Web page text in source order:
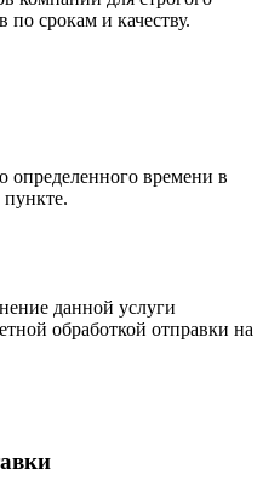
по срокам и качеству.
определенного времени в
данной услуги
обработкой отправки на